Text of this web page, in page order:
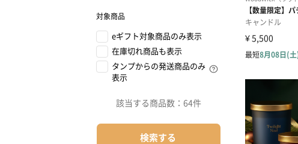
対象商品
eギフト対象商品のみ表示
在庫切れ商品も表示
タンプからの発送商品のみ
表示
該当する商品数： 64件
検索する